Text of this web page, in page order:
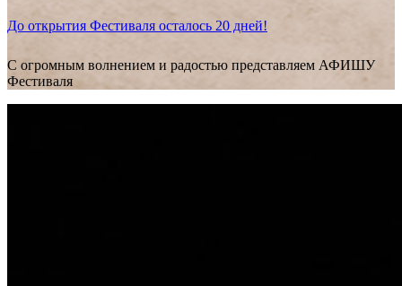
До открытия Фестиваля осталось 20 дней!
С огромным волнением и радостью представляем АФИШУ
Фестиваля